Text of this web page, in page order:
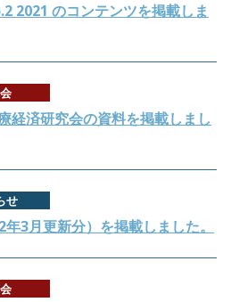
2021 のコンテンツを掲載しま
経済研究会の資料を掲載しまし
せ
3月更新分）を掲載しました。